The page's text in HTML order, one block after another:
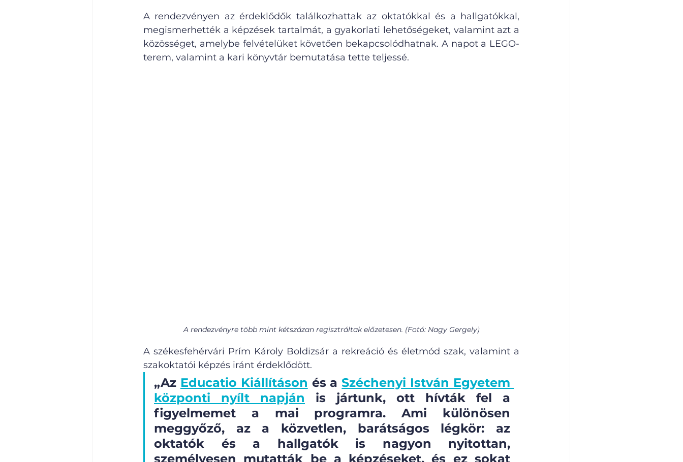
A rendezvényen az érdeklődők találkozhattak az oktatókkal és a hallgatókkal,
megismerhették a képzések tartalmát, a gyakorlati lehetőségeket, valamint azt a
közösséget, amelybe felvételüket követően bekapcsolódhatnak. A napot a LEGO-
terem, valamint a kari könyvtár bemutatása tette teljessé.
A rendezvényre több mint kétszázan regisztráltak előzetesen. (Fotó: Nagy Gergely)
A székesfehérvári Prím Károly Boldizsár a rekreáció és életmód szak, valamint a
szakoktatói képzés iránt érdeklődött.
„Az Educatio Kiállításon és a Széchenyi István Egyetem
központi nyílt napján is jártunk, ott hívták fel a
figyelmemet a mai programra. Ami különösen
meggyőző, az a közvetlen, barátságos légkör: az
oktatók és a hallgatók is nagyon nyitottan,
személyesen mutatták be a képzéseket, és ez sokat